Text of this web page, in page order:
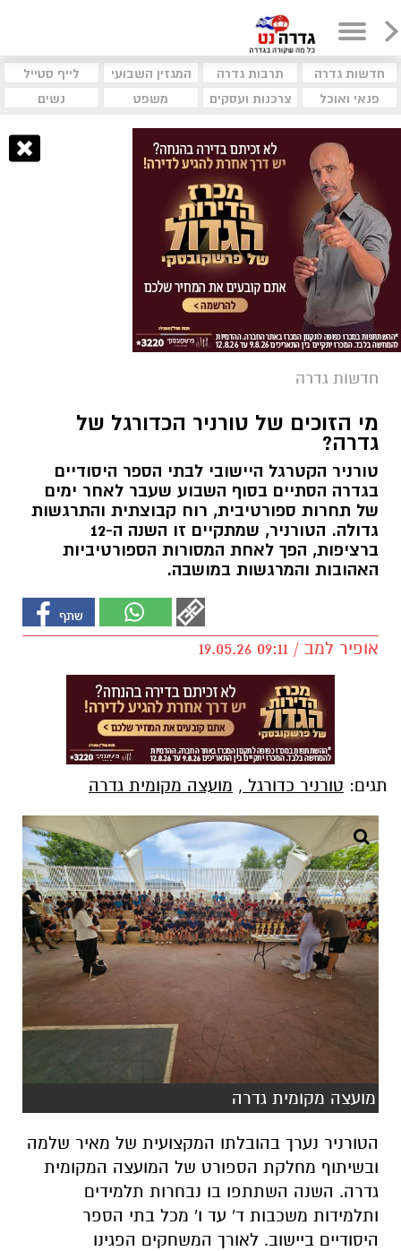
חדשות גדרה תרבות גדרה המגזין השבועי
לייף סטייל
פנאי ואוכל
צרכנות ועסקים משפט נשים
חדשות גדרה
מי הזוכים של טורניר הכדורגל של
גדרה?
טורניר הקטרגל היישובי לבתי הספר היסודיים
בגדרה הסתיים בסוף השבוע שעבר לאחר ימים
של תחרות ספורטיבית, רוח קבוצתית והתרגשות
גדולה. הטורניר, שמתקיים זו השנה ה-12
ברציפות, הפך לאחת המסורות הספורטיביות
האהובות והמרגשות במושבה.
אופיר למב / 09:11 19.05.26
תגים: טורניר כדורגל , מועצה מקומית גדרה
מועצה מקומית גדרה
הטורניר נערך בהובלתו המקצועית של מאיר שלמה
ובשיתוף מחלקת הספורט של המועצה המקומית
גדרה. השנה השתתפו בו נבחרות תלמידים
ותלמידות משכבות ד' עד ו' מכל בתי הספר
היסודיים ביישוב. לאורך המשחקים הפגינו